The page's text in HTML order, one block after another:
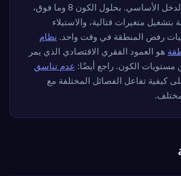
خالصة تطالب بالدخل الأساسي. بحلول الكون 8 وما فوق،
متغيرات قتالية، والاستيلاء
رفض المنطقة في وقت واحد. نظام
هو العمود الفقري الاقتصادي الذي يمر
الكون. راجع أيضًا: عدم تناسق
كيفية تفاعل الفصائل المختلفة مع